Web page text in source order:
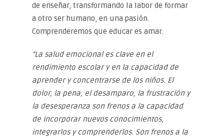
de enseñar, transformando la labor de formar
a otro ser humano, en una pasión.
Comprenderemos que educar es amar.
“La salud emocional es clave en el
rendimiento escolar y en la capacidad de
aprender y concentrarse de los niños. El
dolor, la pena, el desamparo, la frustración y
la desesperanza son frenos a la capacidad
de incorporar nuevos conocimientos,
integrarlos y comprenderlos. Son frenos a la